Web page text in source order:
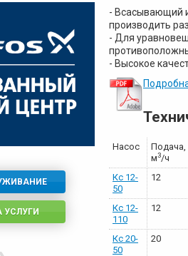
- Всасывающий
производить
- Для
- Высокое
Насос
Подача,
м3/ч
Кс 12-
50
12
Кс 12-
110
12
Кс 20-
50
20
УСЛУГИ